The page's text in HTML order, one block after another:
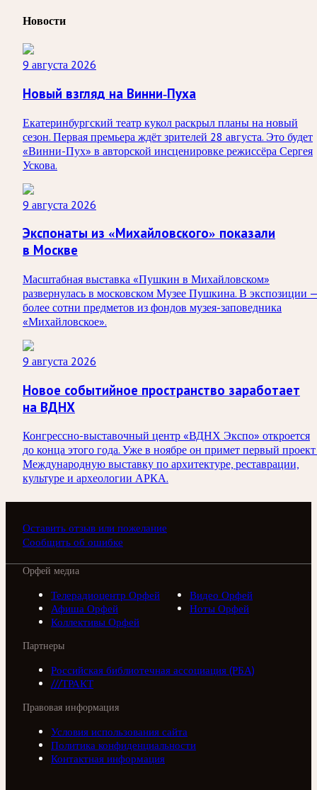
Новости
9 августа 2026
Новый взгляд на Винни-Пуха
Екатеринбургский театр кукол раскрыл планы на новый
сезон. Первая премьера ждёт зрителей 28 августа. Это будет
«Винни-Пух» в авторской инсценировке режиссёра Сергея
Ускова.
9 августа 2026
Экспонаты из «Михайловского» показали
в Москве
Масштабная выставка «Пушкин в Михайловском»
развернулась в московском Музее Пушкина. В экспозиции
более сотни предметов из фондов музея-заповедника
«Михайловское».
9 августа 2026
Новое событийное пространство заработает
на ВДНХ
Конгрессно-выставочный центр «ВДНХ Экспо» откроется
до конца этого года. Уже в ноябре он примет первый
Международную выставку по архитектуре, реставрации,
культуре и археологии АРКА.
Оставить отзыв или пожелание
Сообщить об ошибке
Орфей медиа
Телерадиоцентр Орфей
Видео Орфей
Афиша Орфей
Ноты Орфей
Коллективы Орфей
Партнеры
Российская библиотечная ассоциация (РБА)
///ТРАКТ
Правовая информация
Условия использования сайта
Политика конфиденциальности
Контактная информация